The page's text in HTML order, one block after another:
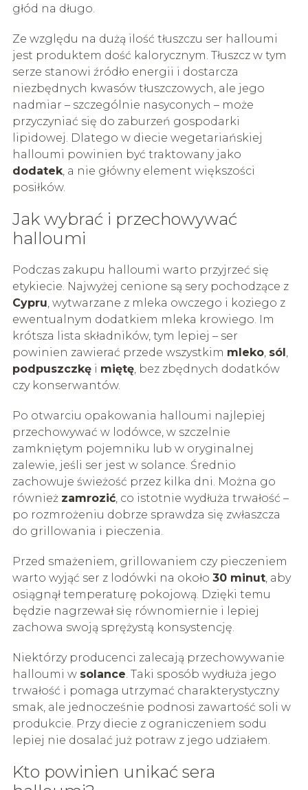
głód na długo.
Ze względu na dużą ilość tłuszczu ser halloumi
jest produktem dość kalorycznym. Tłuszcz w tym
serze stanowi źródło energii i dostarcza
niezbędnych kwasów tłuszczowych, ale jego
nadmiar – szczególnie nasyconych – może
przyczyniać się do zaburzeń gospodarki
lipidowej. Dlatego w diecie wegetariańskiej
halloumi powinien być traktowany jako
dodatek, a nie główny element większości
posiłków.
Jak wybrać i przechowywać
halloumi
Podczas zakupu halloumi warto przyjrzeć się
etykiecie. Najwyżej cenione są sery pochodzące z
Cypru, wytwarzane z mleka owczego i koziego z
ewentualnym dodatkiem mleka krowiego. Im
krótsza lista składników, tym lepiej – ser
powinien zawierać przede wszystkim mleko, sól ,
podpuszczkęi miętę, bez zbędnych dodatków
czy konserwantów.
Po otwarciu opakowania halloumi najlepiej
przechowywać w lodówce, w szczelnie
zamkniętym pojemniku lub w oryginalnej
zalewie, jeśli ser jest w solance. Średnio
zachowuje świeżość przez kilka dni. Można go
również zamrozić, co istotnie wydłuża trwałość –
po rozmrożeniu dobrze sprawdza się zwłaszcza
do grillowania i pieczenia.
Przed smażeniem, grillowaniem czy pieczeniem
warto wyjąć ser z lodówki na około 30 minut, aby
osiągnął temperaturę pokojową. Dzięki temu
będzie nagrzewał się równomiernie i lepiej
zachowa swoją sprężystą konsystencję.
Niektórzy producenci zalecają przechowywanie
halloumi w solance. Taki sposób wydłuża jego
trwałość i pomaga utrzymać charakterystyczny
smak, ale jednocześnie podnosi zawartość soli w
produkcie. Przy diecie z ograniczeniem sodu
lepiej nie dosalać już potraw z jego udziałem.
Kto powinien unikać sera